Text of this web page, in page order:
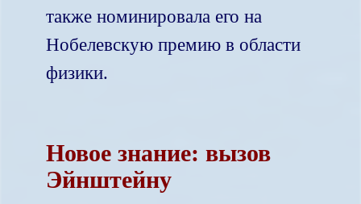
также номинировала его на
Нобелевскую премию в области
физики.
Новое знание: вызов
Эйнштейну